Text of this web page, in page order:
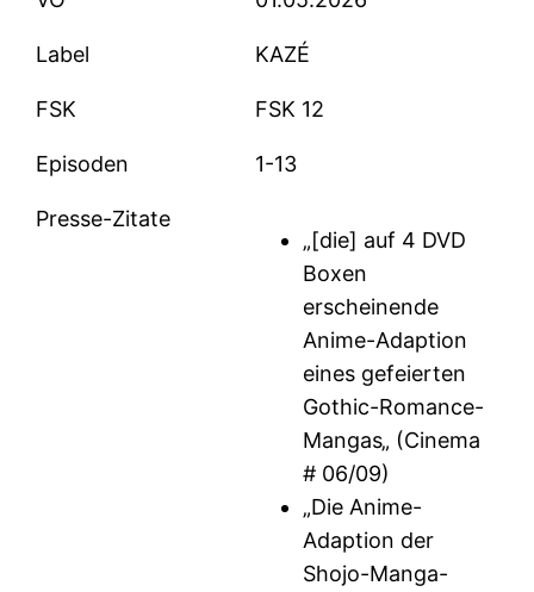
Label KAZÉ
FSK FSK 12
Episoden 1-13
Presse-Zitate
„[die] auf 4 DVD
Boxen
erscheinende
Anime-Adaption
eines gefeierten
Gothic-Romance-
Mangas„ (Cinema
# 06/09)
„Die Anime-
Adaption der
Shojo-Manga-